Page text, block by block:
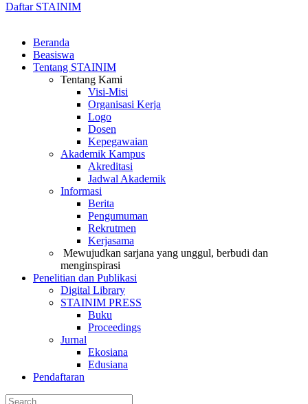
Daftar STAINIM
Beranda
Beasiswa
Tentang STAINIM
Tentang Kami
Visi-Misi
Organisasi Kerja
Logo
Dosen
Kepegawaian
Akademik Kampus
Akreditasi
Jadwal Akademik
Informasi
Berita
Pengumuman
Rekrutmen
Kerjasama
Mewujudkan sarjana yang unggul, berbudi dan
menginspirasi
Penelitian dan Publikasi
Digital Library
STAINIM PRESS
Buku
Proceedings
Jurnal
Ekosiana
Edusiana
Pendaftaran